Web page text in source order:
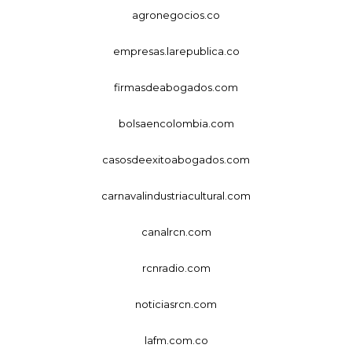
agronegocios.co
empresas.larepublica.co
firmasdeabogados.com
bolsaencolombia.com
casosdeexitoabogados.com
carnavalindustriacultural.com
canalrcn.com
rcnradio.com
noticiasrcn.com
lafm.com.co